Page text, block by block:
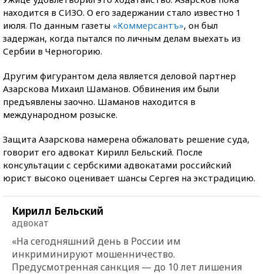
находится в СИЗО. О его задержании стало известно 1
июля. По данным газеты «Коммерсантъ», он был
задержан, когда пытался по личным делам выехать из
Сербии в Черногорию.
Другим фигурантом дела является деловой партнер
Азарскова Михаил Шаманов. Обвинения им были
предъявлены заочно. Шаманов находится в
международном розыске.
Защита Азарскова намерена обжаловать решение суда,
говорит его адвокат Кирилл Бельский. После
консультации с сербскими адвокатами российский
юрист высоко оценивает шансы Сергея на экстрадицию.
Кирилл Бельский
адвокат
«На сегодняшний день в России им
инкриминируют мошенничество.
Предусмотренная санкция — до 10 лет лишения